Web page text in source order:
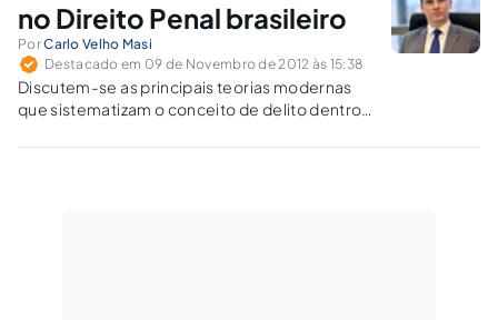
no Direito Penal brasileiro
PorCarlo Velho Masi
Destacado em 09 de Novembro de 2012 às 15:38
Discutem-se as principais teorias modernas
que sistematizam o conceito de delito dentro
sociedade contemporânea e suas